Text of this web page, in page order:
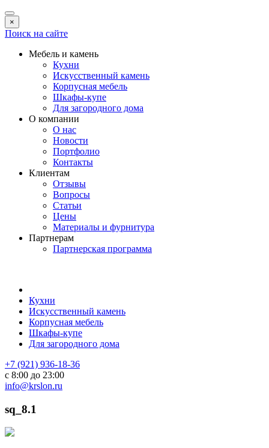
×
Поиск на сайте
Мебель и камень
Кухни
Искусственный камень
Корпусная мебель
Шкафы-купе
Для загородного дома
О компании
О нас
Новости
Портфолио
Контакты
Клиентам
Отзывы
Вопросы
Статьи
Цены
Материалы и фурнитура
Партнерам
Партнерская программа
Кухни
Искусственный камень
Корпусная мебель
Шкафы-купе
Для загородного дома
+7 (921) 936-18-36
с 8:00 до 23:00
info@krslon.ru
sq_8.1